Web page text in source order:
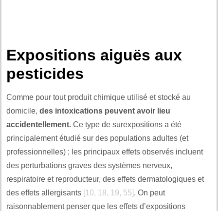
Expositions aiguës aux
pesticides
Comme pour tout produit chimique utilisé et stocké au
domicile, des intoxications peuvent avoir lieu
accidentellement. Ce type de surexpositions a été
principalement étudié sur des populations adultes (et
professionnelles) ; les principaux effets observés incluent
des perturbations graves des systèmes nerveux,
respiratoire et reproducteur, des effets dermatologiques et
des effets allergisants [10, 18, 19, 55]. On peut
raisonnablement penser que les effets d’expositions